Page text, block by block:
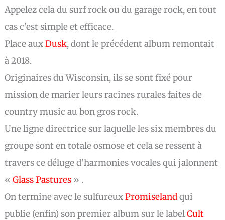
Appelez cela du surf rock ou du garage rock, en tout
cas c’est simple et efficace.
Place auxDusk, dont le précédent album remontait
à 2018.
Originaires du Wisconsin, ils se sont fixé pour
mission de marier leurs racines rurales faites de
country music au bon gros rock.
Une ligne directrice sur laquelle les six membres du
groupe sont en totale osmose et cela se ressent à
travers ce déluge d’harmonies vocales qui jalonnent
«Glass Pastures » .
On termine avec le sulfureuxPromiselandqui
publie (enfin) son premier album sur le labelCult